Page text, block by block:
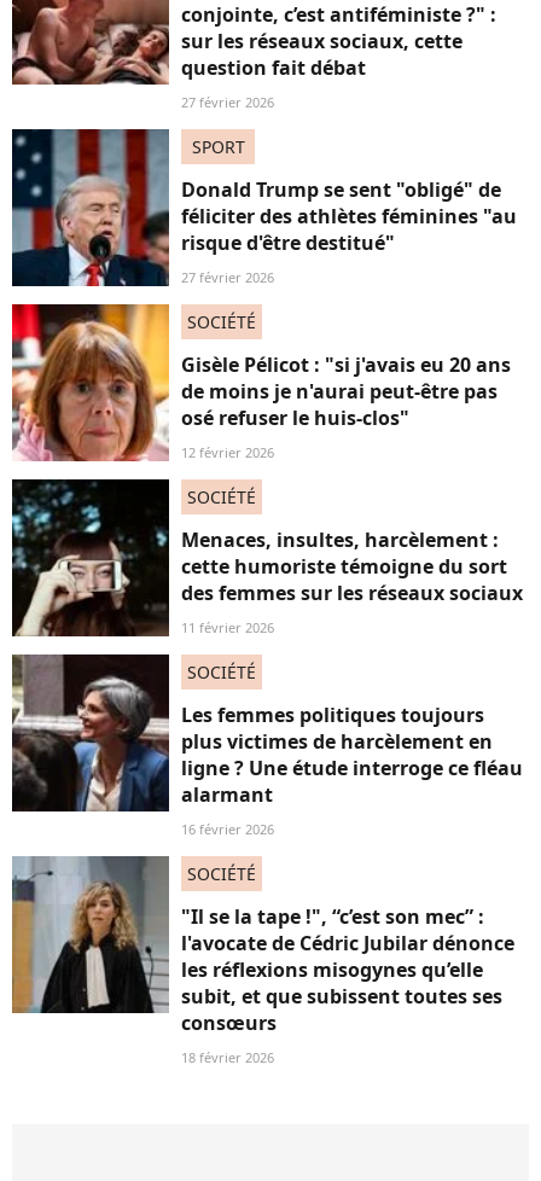
conjointe, c’est antiféministe ?" :
sur les réseaux sociaux, cette
question fait débat
27 février 2026
SPORT
Donald Trump se sent "obligé" de
féliciter des athlètes féminines "au
risque d'être destitué"
27 février 2026
SOCIÉTÉ
Gisèle Pélicot : "si j'avais eu 20 ans
de moins je n'aurai peut-être pas
osé refuser le huis-clos"
12 février 2026
SOCIÉTÉ
Menaces, insultes, harcèlement :
cette humoriste témoigne du sort
des femmes sur les réseaux sociaux
11 février 2026
SOCIÉTÉ
Les femmes politiques toujours
plus victimes de harcèlement en
ligne ? Une étude interroge ce fléau
alarmant
16 février 2026
SOCIÉTÉ
"Il se la tape !", “c’est son mec” :
l'avocate de Cédric Jubilar dénonce
les réflexions misogynes qu’elle
subit, et que subissent toutes ses
consœurs
18 février 2026